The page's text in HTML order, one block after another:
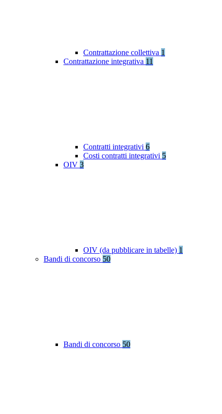
Contrattazione collettiva 1
Contrattazione integrativa 11
Contratti integrativi 6
Costi contratti integrativi 5
OIV 3
OIV (da pubblicare in tabelle) 1
Bandi di concorso 50
Bandi di concorso 50